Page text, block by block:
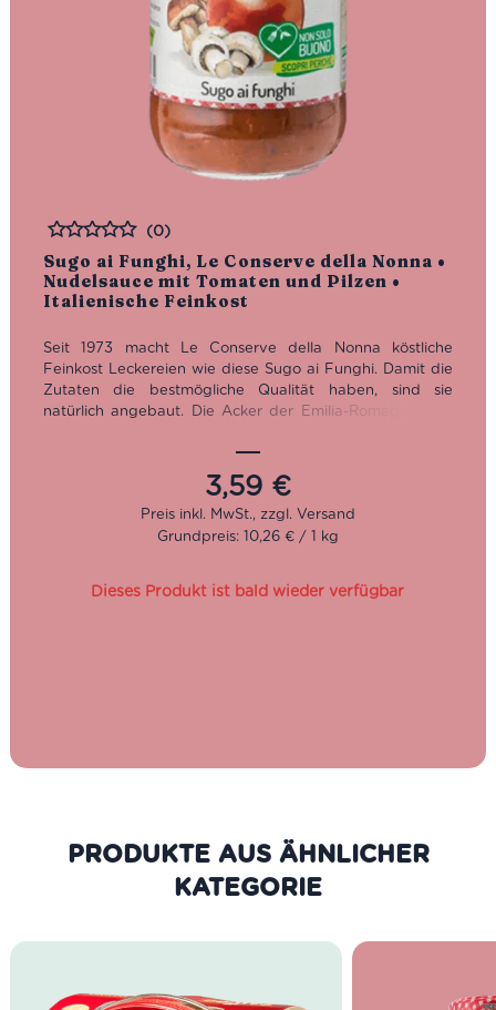
Sugo ai Funghi, Le Conserve della Nonna •
Nudelsauce mit Tomaten und Pilzen •
Italienische Feinkost
Bewertet
(0)
Seit 1973 macht Le Conserve della Nonna köstliche
Feinkost Leckereien wie diese Sugo ai Funghi. Damit die
Zutaten die bestmögliche Qualität haben, sind sie
natürlich angebaut. Die Acker der Emilia-Romagna sind
Diese Tomatensauce mit Pilzen von Le Conserve della
Nonna wird am liebsten mit Tagliatelle oder auch
Lasagne zubereitet. Die Sugo ai Funghi ist nämlich mit
sowie dem Umami der Pilze.
3,59 €
Grundpreis: 10,26 € / 1 kg
Dieses Produkt ist bald wieder verfügbar
PRODUKTE AUS DER GLEICHEN
KATEGORIE